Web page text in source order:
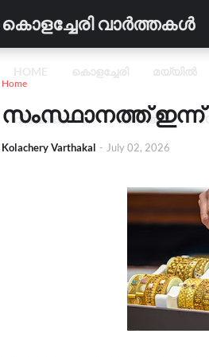
കൊളച്ചേരി വാർത്തകൾ
HOME കൊളച്ചേരി മയ്യിൽ
വിദ്യാഭ്യാസം വാണിജ്യം
Home
സംസ്ഥാനത്ത് ഇന്ന്
Kolachery Varthakal - July 02, 2026